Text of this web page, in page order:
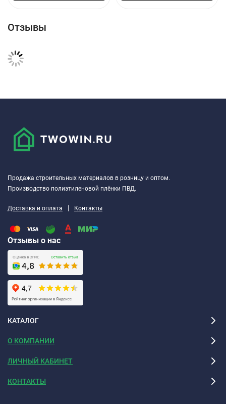
Отзывы
Продажа строительных материалов в розницу и оптом.
Производство полиэтиленовой плёнки ПВД.
Доставка и оплата | Контакты
Отзывы о нас
КАТАЛОГ
О КОМПАНИИ
ЛИЧНЫЙ КАБИНЕТ
КОНТАКТЫ